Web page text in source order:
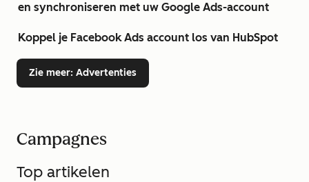
en synchroniseren met uw Google Ads-account
Koppel je Facebook Ads account los van HubSpot
Zie meer: Advertenties
Campagnes
Top artikelen